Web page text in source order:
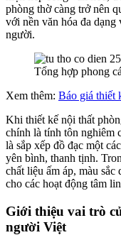
phòng thờ càng trở nên
với nền văn hóa đa dạng
người.
Tổng hợp phong
Xem thêm: Báo giá thiết
Khi thiết kế nội thất
chính là tính tôn nghiêm
là sắp xếp đồ đạc một
yên bình, thanh tịnh.
chất liệu ấm áp, màu
cho các hoạt động tâm
Giới thiệu vai trò
người Việt